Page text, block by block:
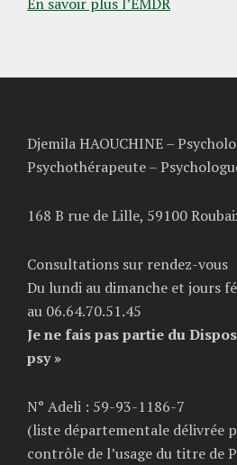
Footer
Djemila HAOUCHINE –
Psychothérapeute –
168 B rue de Lille, 59100
Consultations sur rendez-vous
Du lundi au dimanche et jours
au 06.64.70.51.45
Je ne fais pas partie du
psy »
N° Adeli : 59-93-1186-7
(liste départementale délivrée
contrôle de l’usage du titre de